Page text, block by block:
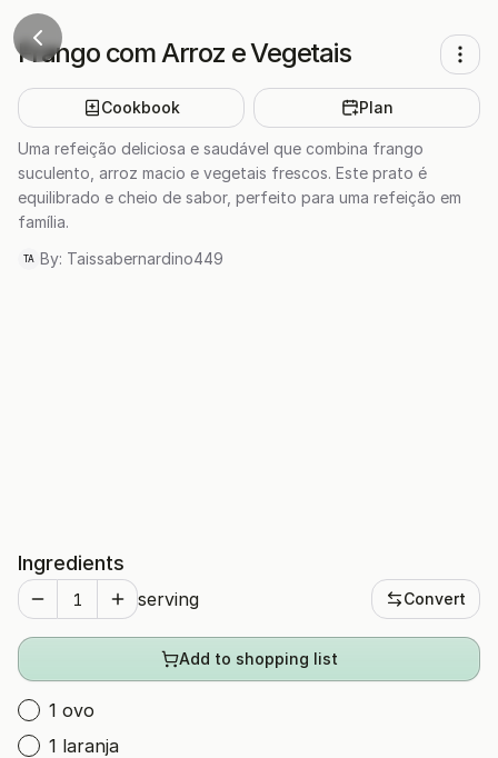
Frango com Arroz e Vegetais
Cookbook Plan
Uma refeição deliciosa e saudável que combina frango
suculento, arroz macio e vegetais frescos. Este prato é
equilibrado e cheio de sabor, perfeito para uma refeição em
família.
TA By: Taissabernardino449
Ingredients
serving Convert
Add to shopping list
1 ovo
1 laranja